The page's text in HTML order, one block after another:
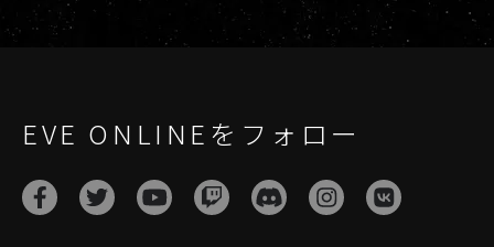
EVE ONLINEをフォロー